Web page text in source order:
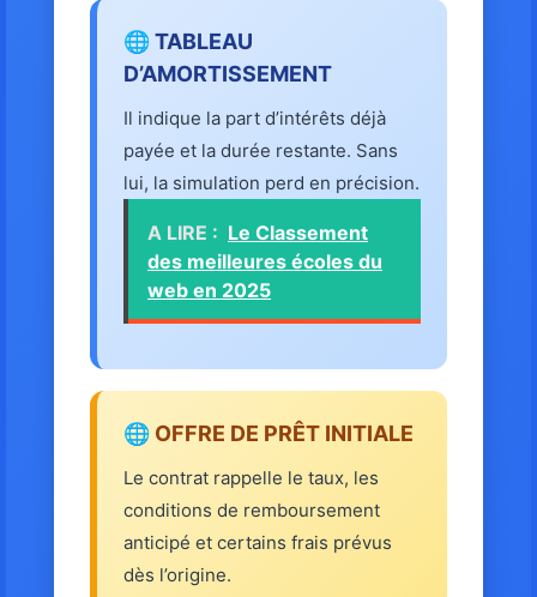
🌐 TABLEAU
D’AMORTISSEMENT
Il indique la part d’intérêts déjà
payée et la durée restante. Sans
lui, la simulation perd en précision.
A LIRE : Le Classement
des meilleures écoles du
web en 2025
🌐 OFFRE DE PRÊT INITIALE
Le contrat rappelle le taux, les
conditions de remboursement
anticipé et certains frais prévus
dès l’origine.